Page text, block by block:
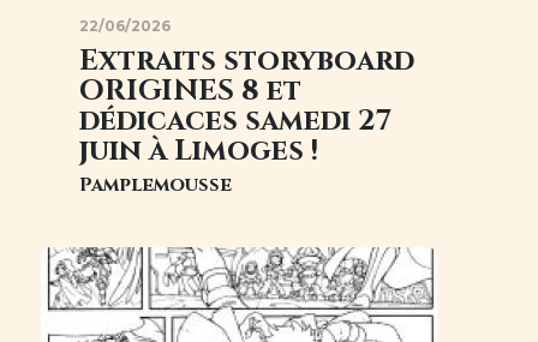
22/06/2026
Extraits storyboard
ORIGINES 8 et
dédicaces samedi 27
juin à Limoges !
Pamplemousse
Image